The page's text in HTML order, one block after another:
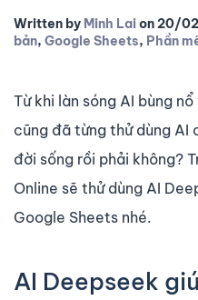
Written by Minh Laion20/
bản, Google Sheets, Phần
Từ khi làn sóng AI bùng
cũng đã từng thử dùng
đời sống rồi phải không?
Online sẽ thử dùng AI
Google Sheets nhé.
AI Deepseek